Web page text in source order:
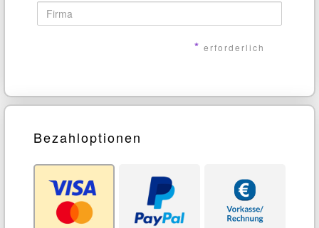
* erforderlich
Bezahloptionen